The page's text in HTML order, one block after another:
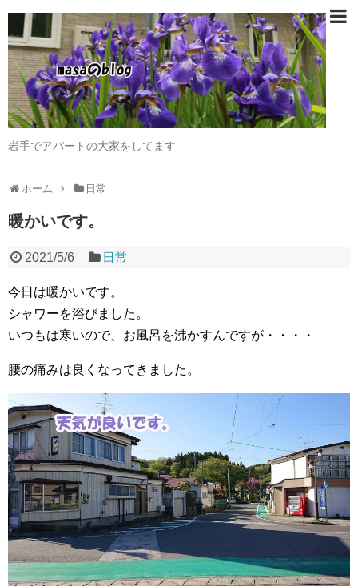
岩手でアパートの大家をしてます
ホーム 日常
暖かいです。
2021/5/6 日常
今日は暖かいです。
シャワーを浴びました。
いつもは寒いので、お風呂を沸かすんですが・・・・
腰の痛みは良くなってきました。